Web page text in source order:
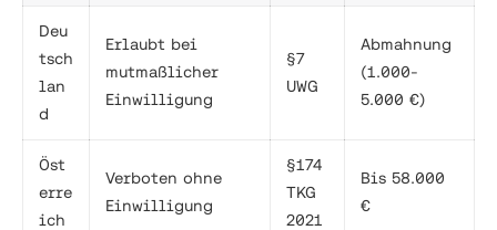
Deu
tsch
lan
d
Erlaubt bei
mutmaßlicher
Einwilligung
§7
UWG
Abmahnung
(1.000-
5.000 €)
Öst
erre
ich
Verboten ohne
Einwilligung
§174
TKG
2021
Bis 58.000
€